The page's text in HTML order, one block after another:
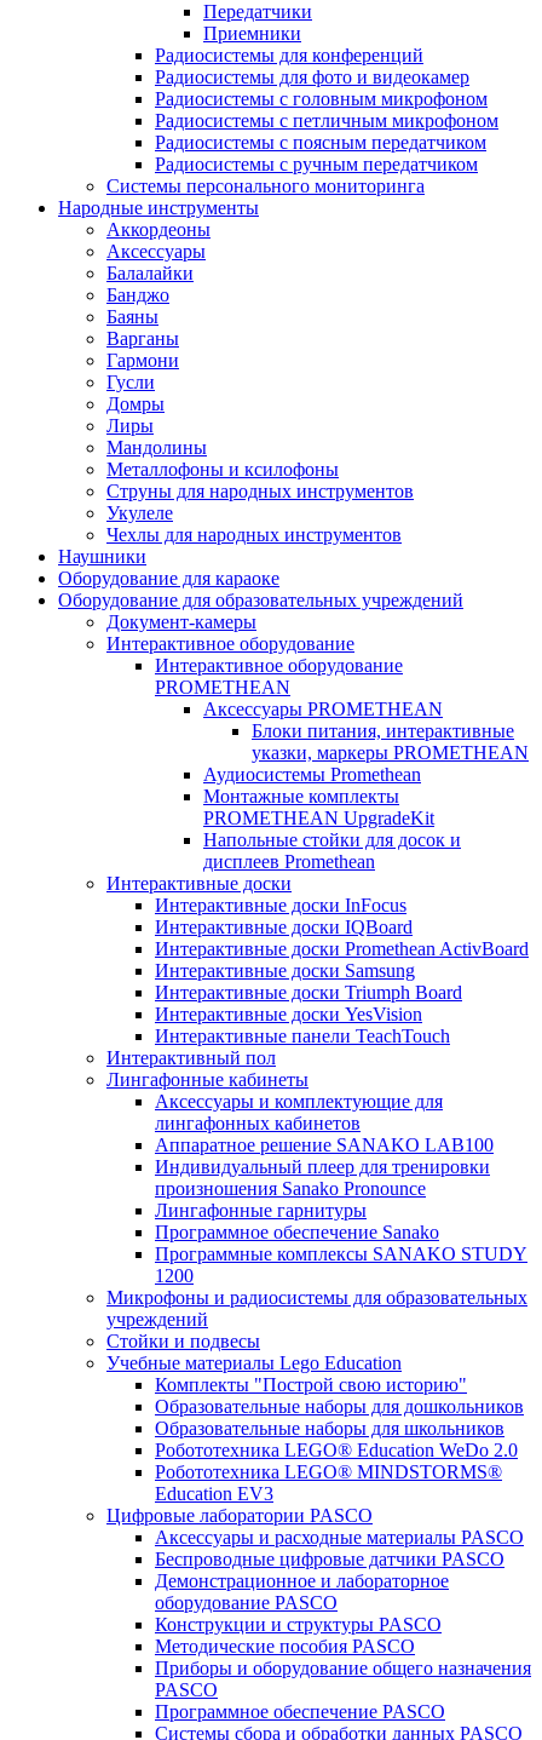
Передатчики
Приемники
Радиосистемы для конференций
Радиосистемы для фото и видеокамер
Радиосистемы с головным микрофоном
Радиосистемы с петличным микрофоном
Радиосистемы с поясным передатчиком
Радиосистемы с ручным передатчиком
Системы персонального мониторинга
Народные инструменты
Аккордеоны
Аксессуары
Балалайки
Банджо
Баяны
Варганы
Гармони
Гусли
Домры
Лиры
Мандолины
Металлофоны и ксилофоны
Струны для народных инструментов
Укулеле
Чехлы для народных инструментов
Наушники
Оборудование для караоке
Оборудование для образовательных учреждений
Документ-камеры
Интерактивное оборудование
Интерактивное оборудование
PROMETHEAN
Аксессуары PROMETHEAN
Блоки питания, интерактивные
указки, маркеры PROMETHEAN
Аудиосистемы Promethean
Монтажные комплекты
PROMETHEAN UpgradeKit
Напольные стойки для досок и
дисплеев Promethean
Интерактивные доски
Интерактивные доски InFocus
Интерактивные доски IQBoard
Интерактивные доски Promethean ActivBoard
Интерактивные доски Samsung
Интерактивные доски Triumph Board
Интерактивные доски YesVision
Интерактивные панели TeachTouch
Интерактивный пол
Лингафонные кабинеты
Аксессуары и комплектующие для
лингафонных кабинетов
Аппаратное решение SANAKO LAB100
Индивидуальный плеер для тренировки
произношения Sanako Pronounce
Лингафонные гарнитуры
Программное обеспечение Sanako
Программные комплексы SANAKO STUDY
1200
Микрофоны и радиосистемы для образовательных
учреждений
Стойки и подвесы
Учебные материалы Lego Education
Комплекты "Построй свою историю"
Образовательные наборы для дошкольников
Образовательные наборы для школьников
Робототехника LEGO® Education WeDo 2.0
Робототехника LEGO® MINDSTORMS®
Education EV3
Цифровые лаборатории PASCO
Аксессуары и расходные материалы PASCO
Беспроводные цифровые датчики PASCO
Демонстрационное и лабораторное
оборудование PASCO
Конструкции и структуры PASCO
Методические пособия PASCO
Приборы и оборудование общего назначения
PASCO
Программное обеспечение PASCO
Системы сбора и обработки данных PASCO